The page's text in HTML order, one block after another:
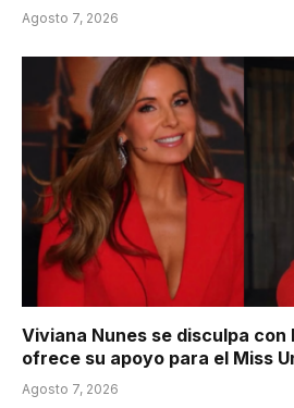
Agosto 7, 2026
Viviana Nunes se disculpa con
ofrece su apoyo para el Miss
Agosto 7, 2026